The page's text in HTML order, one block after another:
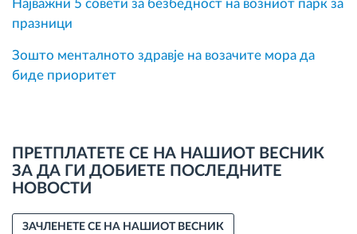
Најважни 5 совети за безбедност на возниот парк за
празници
Зошто менталното здравје на возачите мора да
биде приоритет
ПРЕТПЛАТЕТЕ СЕ НА НАШИОТ ВЕСНИК
ЗА ДА ГИ ДОБИЕТЕ ПОСЛЕДНИТЕ
НОВОСТИ
ЗАЧЛЕНЕТЕ СЕ НА НАШИОТ ВЕСНИК